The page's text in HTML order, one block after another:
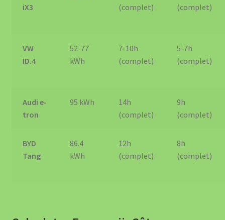
iX3
(complet)
(complet)
VW
ID.4
52-77
kWh
7-10h
(complet)
5-7h
(complet)
Audi e-
tron
95 kWh
14h
(complet)
9h
(complet)
BYD
Tang
86.4
kWh
12h
(complet)
8h
(complet)